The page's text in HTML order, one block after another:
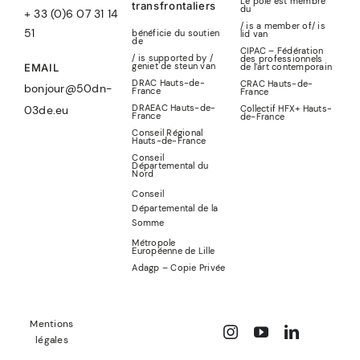
+ 33 (0)6 07 31 14
51
EMAIL
bonjour@50dn-
03de.eu
transfrontaliers
bénéficie du soutien
de
/ is supported by /
geniet de steun van
DRAC Hauts-de-
France
DRAEAC Hauts-de-
France
Conseil Régional
Hauts-de-France
Conseil
Départemental du
Nord
Conseil
Départemental de la
Somme
Métropole
Européenne de Lille
Adagp – Copie Privée
du
/ is a member of/is
lid van
CIPAC – Fédération
des professionnels
de l’art contemporain
CRAC Hauts-de-
France
Collectif HFX+ Hauts-
de-France
Mentions
légales